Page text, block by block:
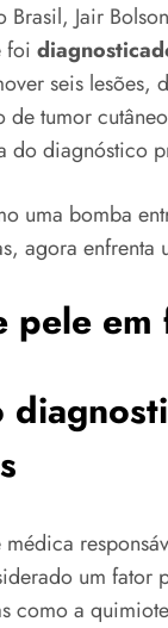
Brasil, Jair
foi
seis lesões,
de tumor
do diagnóstico
uma bomba
agora enfrenta
pele
um fator
como a